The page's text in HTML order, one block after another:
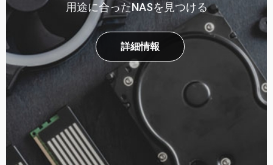
用途に合ったNASを見つける
詳細情報